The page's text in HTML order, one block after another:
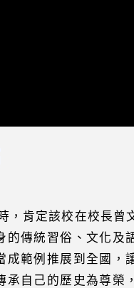
，肯定該校在校長曾
的傳統習俗、文化及
成範例推展到全國，
承自己的歷史為尊榮